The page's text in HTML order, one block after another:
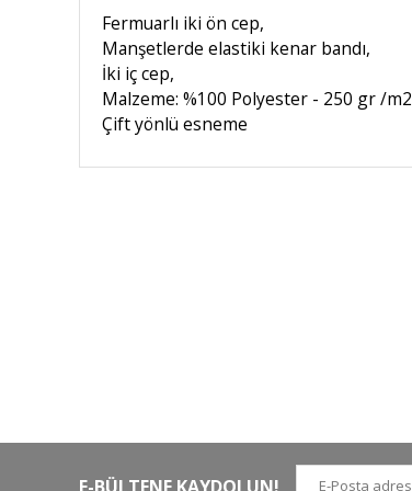
Fermuarlı iki ön cep,
Manşetlerde elastiki kenar bandı,
İki iç cep,
Malzeme: %100 Polyester - 250 gr /m2
Çift yönlü esneme
E-BÜLTENE KAYDOLUN!